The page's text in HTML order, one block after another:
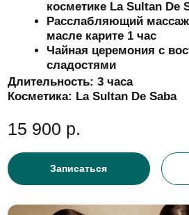
13 900 р.
Длительность:2 часа
Косметика:
Распаривание в хаммаме
Нанесение черного мыла с ароматом
эвкалипта
Очищение тела турецкими
рукавичками Кессе
Пенный массаж ритуал очищения и
Чайная церемония с восточными
сладостями
Массаж головы
Массаж стоп
ощущение свежести, оставляя на теле
ароматную вуаль